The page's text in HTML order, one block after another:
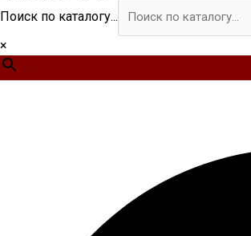
Поиск по каталогу...
×